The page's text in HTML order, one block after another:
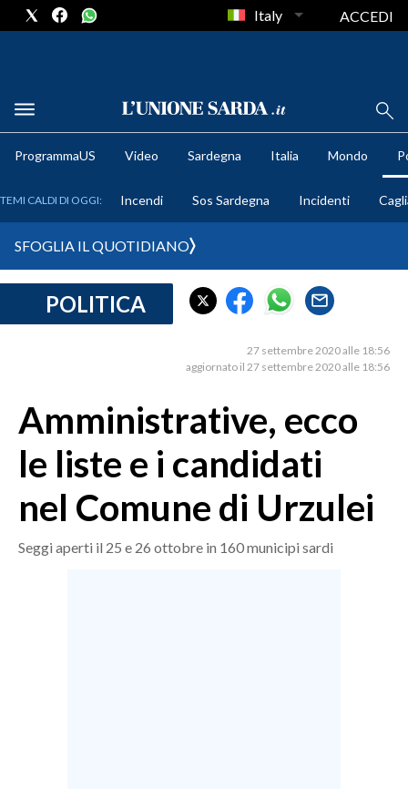
METEO
CRONACA SARDEGNA
MEDIO CAMPIDANO
SASSARI E PROVINCIA
GALLURA
NUORO E PROVINCIA
OGLIASTRA
Italy ACCEDI
ProgrammaUS Video Sardegna Italia Mondo
TEMI CALDI DI OGGI: Incendi Sos Sardegna Incidenti
SFOGLIA IL QUOTIDIANO
POLITICA
27 settembre 2020 alle 18:56
aggiornato il 27 settembre 2020 alle 18:56
Amministrative, ecco
le liste e i candidati
nel Comune di Urzulei
Seggi aperti il 25 e 26 ottobre in 160 municipi sardi